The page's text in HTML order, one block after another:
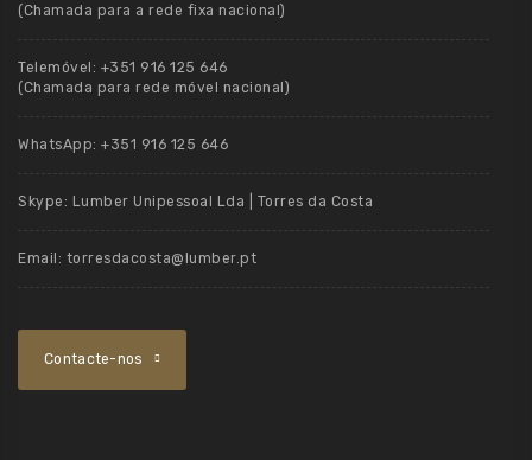
(Chamada para a rede fixa nacional)
Telemóvel: +351 916 125 646
(Chamada para rede móvel nacional)
WhatsApp: +351 916 125 646
Skype: Lumber Unipessoal Lda | Torres da Costa
Email: torresdacosta@lumber.pt
Contacte-nos